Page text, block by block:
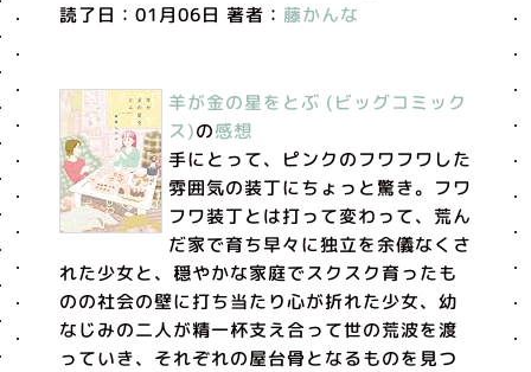
読了日：01月06日 著者： 藤かんな
羊が金の星をとぶ (ビッグコミック
ス)の感想
手にとって、ピンクのフワフワした
雰囲気の装丁にちょっと驚き。フワ
フワ装丁とは打って変わって、荒ん
だ家で育ち早々に独立を余儀なくさ
れた少女と、穏やかな家庭でスクスク育ったも
のの社会の壁に打ち当たり心が折れた少女、幼
なじみの二人が精一杯支え合って世の荒波を渡
っていき、それぞれの屋台骨となるものを見つ